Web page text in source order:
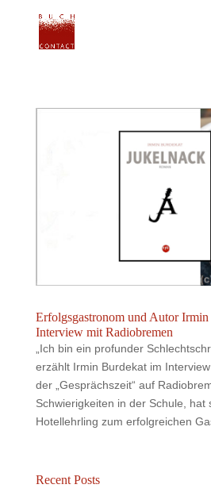
Erfolgsgastronom und Autor
Interview mit Radiobremen
„Ich bin ein profunder
erzählt Irmin Burdekat im
der „Gesprächszeit“ auf
Schwierigkeiten in der Schule, hat
Hotellehrling zum erfolgreichen
Recent Posts